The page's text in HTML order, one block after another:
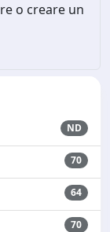
o creare un
ND
70
64
70